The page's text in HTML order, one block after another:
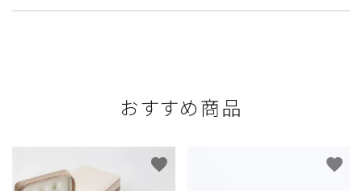
おすすめ商品
favorite favorite